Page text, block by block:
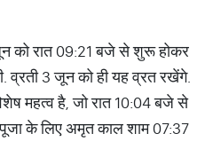
को रात 09:21 बजे से शुरू होकर
व्रती 3 जून को ही यह व्रत रखेंगे.
महत्व है, जो रात 10:04 बजे से
के लिए अमृत काल शाम 07:37